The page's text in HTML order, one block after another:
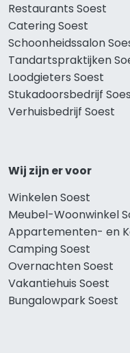
Restaurants Soest
Catering Soest
Schoonheidssalon
Tandartspraktijken
Loodgieters Soest
Stukadoorsbedrijf
Verhuisbedrijf Soest
Wij zijn er voor
Winkelen Soest
Meubel-Woonwinkel
Appartementen- en
Camping Soest
Overnachten Soest
Vakantiehuis Soest
Bungalowpark Soest